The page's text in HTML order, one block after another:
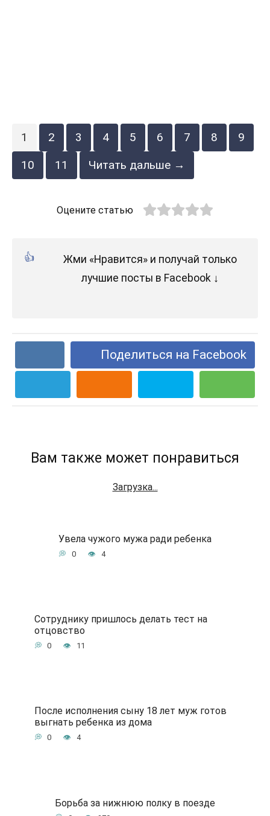
1 2 3 4 5 6 7 8
9
10
11 Читать дальше →
Оцените статью
Жми «Нравится» и получай только
лучшие посты в Facebook ↓
Поделиться на Facebook
Вам также может понравиться
Загрузка...
Увела чужого мужа ради ребенка
0 4
Сотруднику пришлось делать тест на
отцовство
0 11
После исполнения сыну 18 лет муж готов
выгнать ребенка из дома
0 4
Борьба за нижнюю полку в поезде